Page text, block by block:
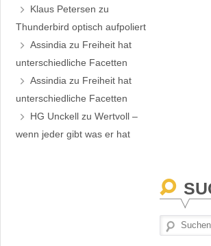
Klaus Petersen zu
Thunderbird optisch aufpoliert
Assindia zu Freiheit hat
unterschiedliche Facetten
Assindia zu Freiheit hat
unterschiedliche Facetten
HG Unckell zuWertvoll –
wenn jeder gibt was er hat